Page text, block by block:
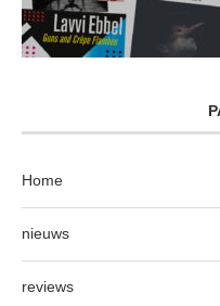
Home
nieuws
reviews